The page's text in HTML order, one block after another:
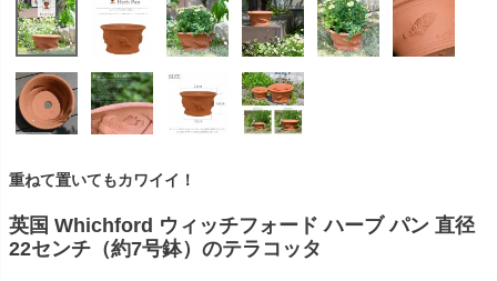
重ねて置いてもカワイイ！
英国 Whichford ウィッチフォード ハーブ パン 直径
22センチ（約7号鉢）のテラコッタ